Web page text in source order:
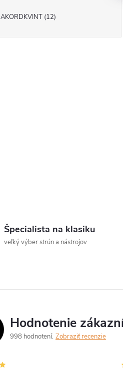
AKORDKVINT 12
Špecialista na klasiku
veľký výber strún a nástrojov
Hodnotenie
998 hodnotení Zobraziť recenzie